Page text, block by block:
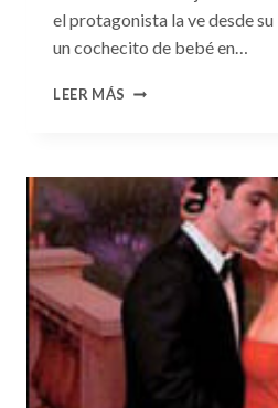
el protagonista la ve desde
un cochecito de bebé en…
LEER MÁS CONSULTA